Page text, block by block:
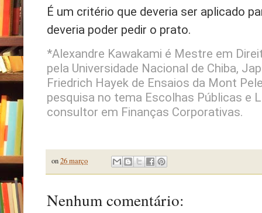
É um critério que deveria ser aplicado
deveria poder pedir o prato.
*Alexandre Kawakami é Mestre em
pela Universidade Nacional de Chiba,
Friedrich Hayek de Ensaios da Mont
pesquisa no tema Escolhas Públicas e
consultor em Finanças Corporativas.
on26 março
Nenhum comentário: